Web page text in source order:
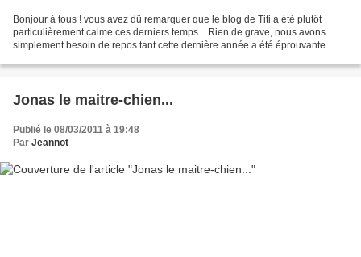
Bonjour à tous ! vous avez dû remarquer que le blog de Titi a été plutôt
particulièrement calme ces derniers temps... Rien de grave, nous avons
simplement besoin de repos tant cette dernière année a été éprouvante.
Jonas le maitre-chien...
Publié le 08/03/2011 à 19:48
Par Jeannot